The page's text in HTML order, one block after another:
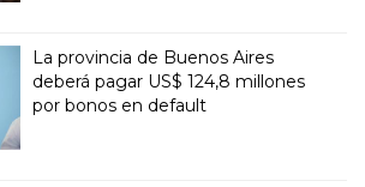
La provincia de Buenos Aires
deberá pagar US$ 124,8 millones
por bonos en default